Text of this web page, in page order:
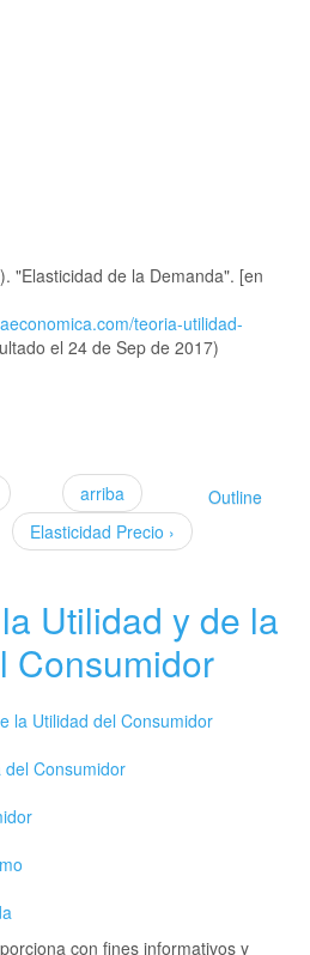
"Elasticidad de la Demanda". [en
teoria-utilidad-
el 24 de Sep de 2017)
Outline
arriba
Elasticidad Precio ›
Utilidad y de la
Consumidor
la Utilidad del Consumidor
del Consumidor
con fines informativos y